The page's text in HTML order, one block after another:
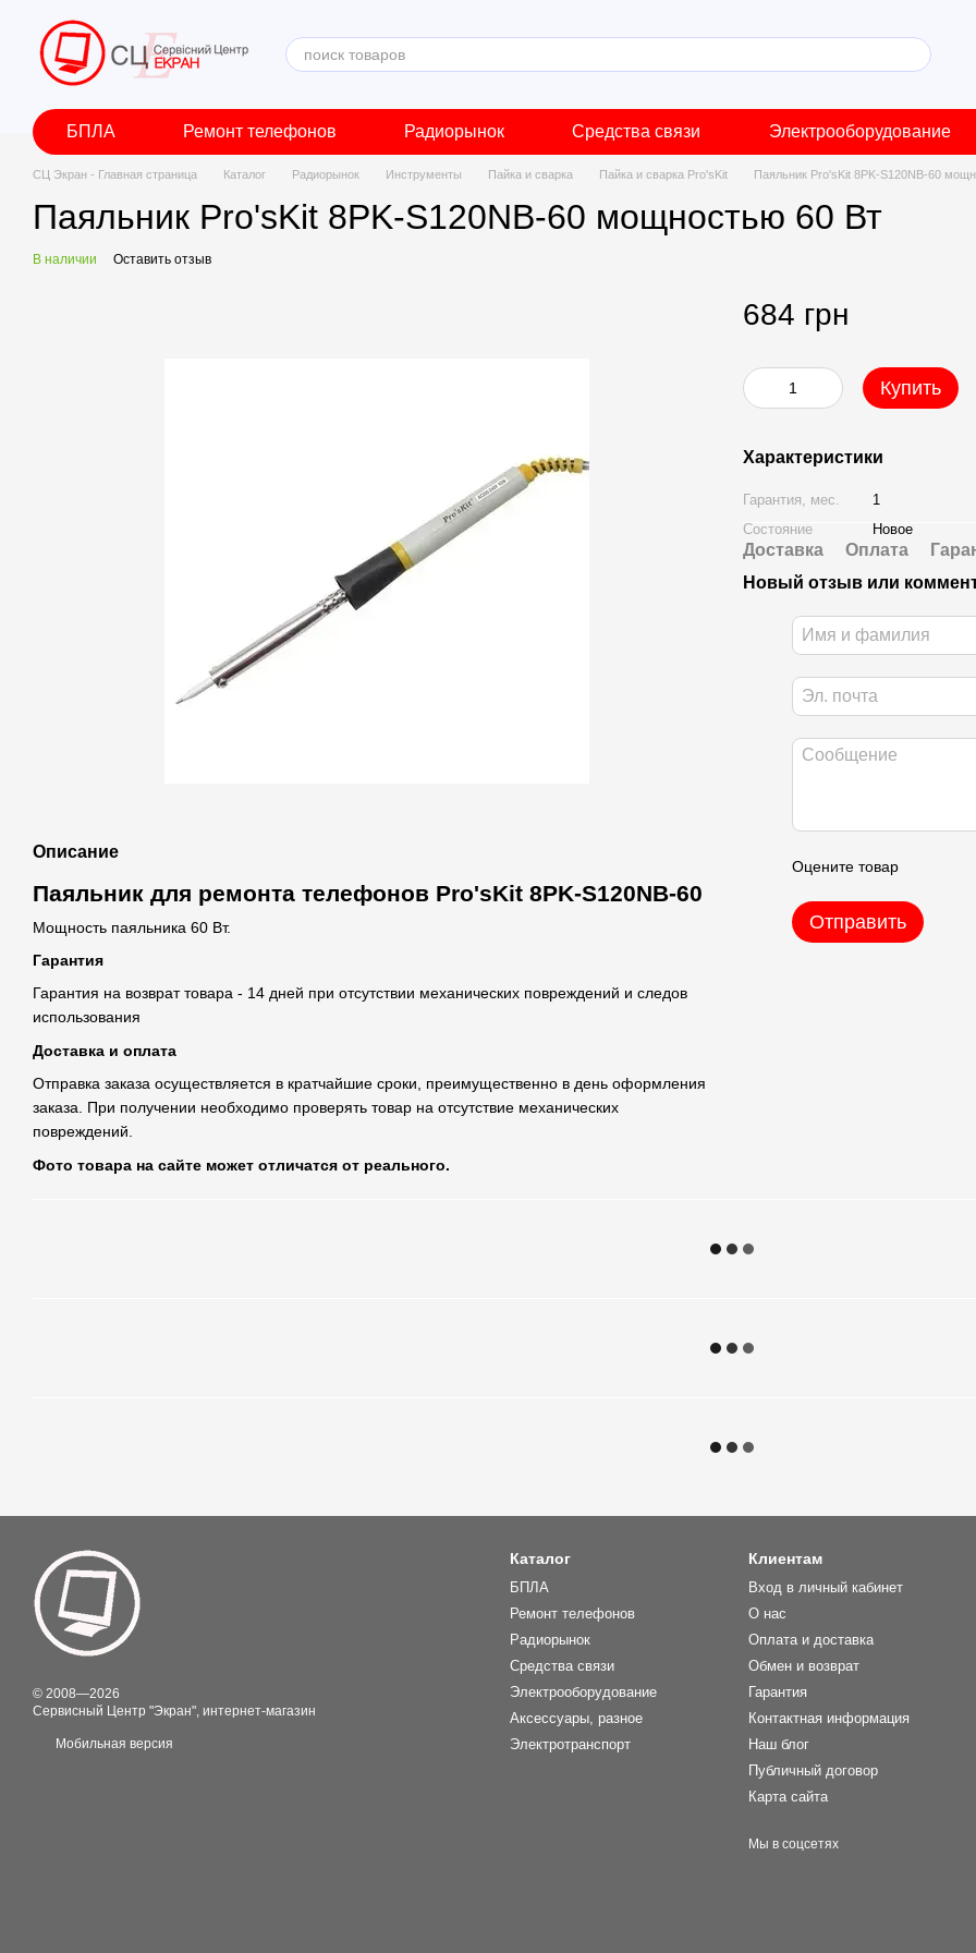
Перейти к основному контенту
БПЛА Ремонт телефонов Радиорынок Средства связи Электрооборудование
СЦ Экран - Главная страница Каталог Радиорынок Инструменты Пайка и сварка Пайка и сварка Pro'sKit Паяльник Pro'sKit 8PK-S120NB-60
Паяльник Pro'sKit 8PK-S120NB-60 мощностью 60 Вт
В наличии Оставить отзыв
Описание
Паяльник для ремонта телефонов Pro'sKit 8PK-S120NB-60
Мощность паяльника 60 Вт.
Гарантия
Гарантия на возврат товара - 14 дней при отсутствии механических повреждений и следов
использования
Доставка и оплата
Отправка заказа осуществляется в кратчайшие сроки, преимущественно в день оформления
заказа. При получении необходимо проверять товар на отсутствие механических
повреждений.
Фото товара на сайте может отличатся от реального.
684 грн
Купить
Характеристики
Гарантия, мес.
1
Состояние
Новое
Доставка Оплата
Новый отзыв или
Оцените товар
Отправить
© 2008—2026
Сервисный Центр "Экран", интернет-магазин
Мобильная версия
Каталог
БПЛА
Ремонт телефонов
Радиорынок
Средства связи
Электрооборудование
Аксессуары, разное
Электротранспорт
Клиентам
Вход в личный кабинет
О нас
Оплата и доставка
Обмен и возврат
Гарантия
Контактная информация
Наш блог
Публичный договор
Карта сайта
Мы в соцсетях